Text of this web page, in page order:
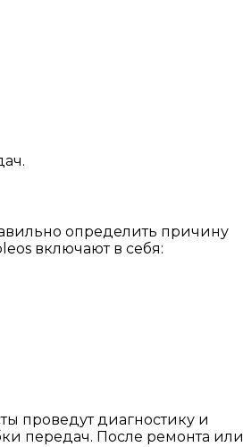
определить причину
включают в себя:
проведут диагностику и
передач. После ремонта или